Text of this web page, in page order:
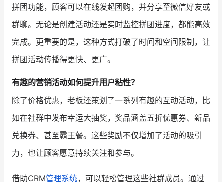
拼团功能，顾客可以在线发起团购，并分享至微信好友或
群聊。无论是创建活动还是实时监控拼团进度，都能高效
完成。更重要的是，这种方式打破了时间和空间限制，让
拼团活动传播得更快、更广。
有趣的营销活动如何提升用户粘性？
除了价格优惠，老板还策划了一系列有趣的互动活动，比
如在社群中发布幸运大抽奖，奖品涵盖五折优惠券、新品
兑换券、甚至霸王餐。这些奖励不仅增加了活动的吸引
力，也让顾客愿意持续关注和参与。
借助CRM管理系统，可以轻松管理这些社群成员。通过